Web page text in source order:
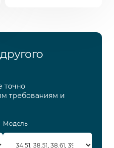
точно
требованиям и
Модель